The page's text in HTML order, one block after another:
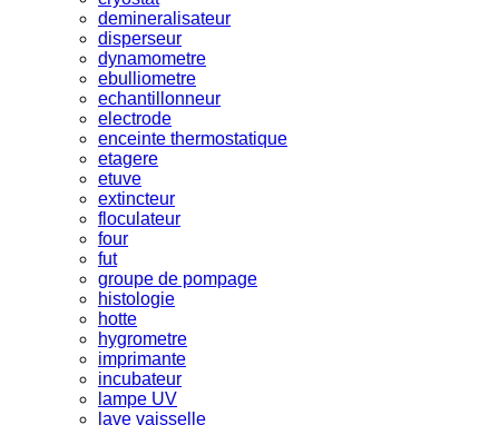
demineralisateur
disperseur
dynamometre
ebulliometre
echantillonneur
electrode
enceinte thermostatique
etagere
etuve
extincteur
floculateur
four
fut
groupe de pompage
histologie
hotte
hygrometre
imprimante
incubateur
lampe UV
lave vaisselle